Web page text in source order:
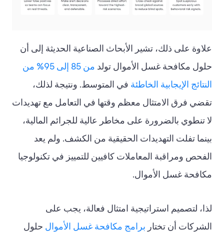
علاوة على ذلك، تشير الأبحاث الصناعية الحديثة إلى أن
حلول مكافحة غسل الأموال تولد
من 85 إلى 95% من
النتائج الإيجابية الخاطئة في المتوسط. ونتيجة لذلك،
تقضي فرق الامتثال معظم وقتها في التعامل مع تهديدات
لا تنطوي بالضرورة على مخاطر عالية للجرائم المالية،
بينما تفلت التهديدات الحقيقية من الكشف. ولم يعد
الفحص ومراقبة المعاملات كافيين للتمييز في تكنولوجيا
مكافحة غسل الأموال.
لذا، لتصميم استراتيجية امتثال فعالة، يجب على
الشركات أن تختار برامج مكافحة غسل الأموال حلول